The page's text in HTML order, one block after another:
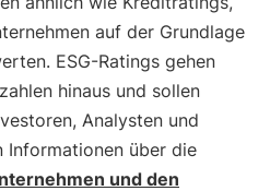
auf der Grundlage
ESG-Ratings gehen
hinaus und sollen
Analysten und
Informationen über die
und den